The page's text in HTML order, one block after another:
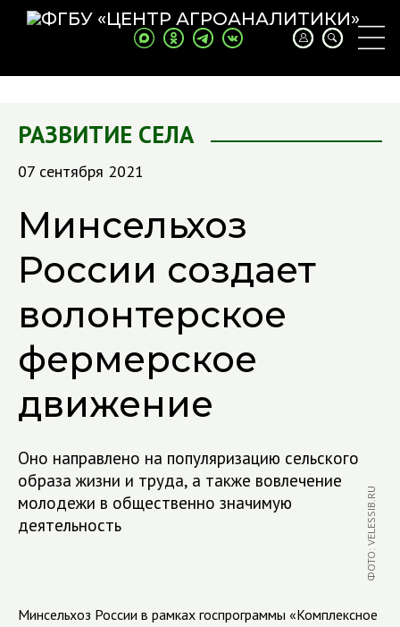
РАЗВИТИЕ СЕЛА
07 сентября 2021
Минсельхоз
России создает
волонтерское
фермерское
движение
Оно направлено на популяризацию сельского
образа жизни и труда, а также вовлечение
молодежи в общественно значимую
деятельность
ФОТО: VELESSIB.RU
Минсельхоз России в рамках госпрограммы «Комплексное